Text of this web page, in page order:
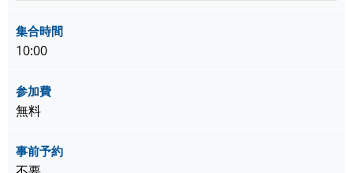
集合時間
10:00
参加費
無料
事前予約